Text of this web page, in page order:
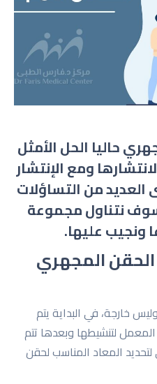
حاليا الحل الأمثل
ومع الإنتشار
العديد من التساؤلات
سوف نتناول مجموعة
ونجيب عليها.
الحقن المجهري
خارجة، في البداية يتم
لتنشيطها وبعدها تتم
لتحديد المعاد المناسب لحقن